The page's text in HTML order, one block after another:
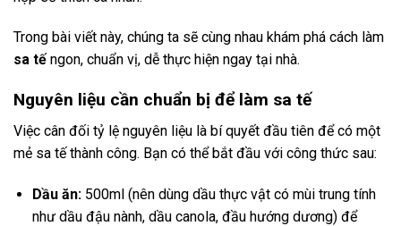
Trong bài viết này, chúng ta sẽ cùng nhau khám phá cách làm
sa tế ngon, chuẩn vị, dễ thực hiện ngay tại nhà.
Nguyên liệu cần chuẩn bị để làm sa tế
Việc cân đối tỷ lệ nguyên liệu là bí quyết đầu tiên để có một
mẻ sa tế thành công. Bạn có thể bắt đầu với công thức sau:
Dầu ăn:500ml (nên dùng dầu thực vật có mùi trung tính
như dầu đậu nành, dầu canola, đầu hướng dương) để